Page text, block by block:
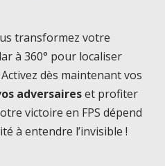
transformez votre
à 360° pour localiser
dès maintenant vos
adversaireset profiter
victoire en FPS dépend
à entendre l’invisible !